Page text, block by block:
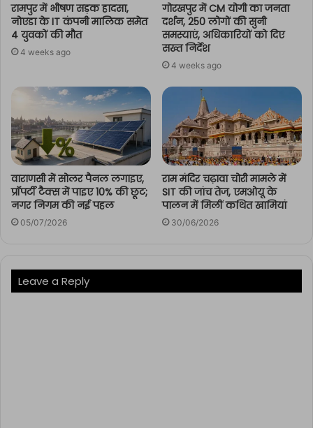
रामपुर में भीषण सड़क हादसा,
नोएडा के IT कंपनी मालिक समेत
4 युवकों की मौत
4 weeks ago
गोरखपुर में CM योगी का जनता
दर्शन, 250 लोगों की सुनी
समस्याएं, अधिकारियों को दिए
सख्त निर्देश
4 weeks ago
वाराणसी में सोलर पैनल लगाइए,
प्रॉपर्टी टैक्स में पाइए 10% की छूट;
नगर निगम की नई पहल
05/07/2026
राम मंदिर चढ़ावा चोरी मामले में
SIT की जांच तेज, एमओयू के
पालन में मिलीं कथित खामियां
30/06/2026
Leave a Reply